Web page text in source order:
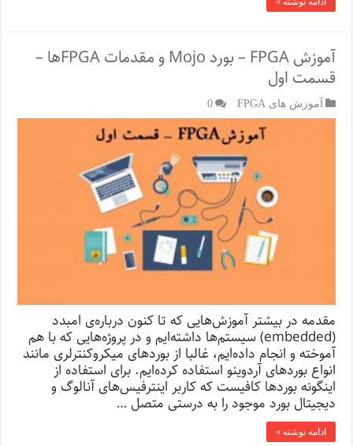
آموزش FPGA – بورد Mojo و مقدمات FPGA‌ها –
قسمت اول
آموزش های FPGA 0
مقدمه در بیشتر آموزش‌هایی که تا کنون درباره‌ی امبدد
(embedded) سیستم‌ها داشته‌ایم و در پروژه‌هایی که با هم
آموخته و انجام داده‌ایم، غالبا از بوردهای میکروکنترلری مانند
انواع بوردهای آردوینو استفاده کرده‌ایم. برای استفاده از
اینگونه بوردها کافیست که کاربر اینترفیس‌های آنالوگ و
دیجیتال بورد موجود را به درستی متصل …
ادامه نوشته »